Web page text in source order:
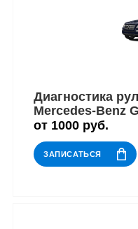
Диагностика
Mercedes-Benz
от 1000 руб.
ЗАПИСАТЬСЯ